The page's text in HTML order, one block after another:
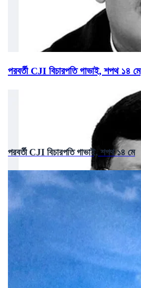
পরবর্তী CJI বিচারপতি গাভাই, শপথ ১৪ মে
পরবর্তী CJI বিচারপতি গাভাই, শপথ ১৪ মে